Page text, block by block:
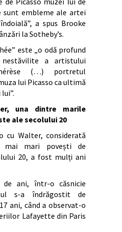
sunt embleme ale artei
a spus Brooke
la Sotheby’s.
este „o odă profund
a artistului
(…) portretul
lui Picasso ca ultimă
una dintre marile
ale secolului 20
cu Walter, considerată
mai mari povești de
20, a fost mulți ani
ani, într-o căsnicie
s-a îndrăgostit de
ani, când a observat-o
Lafayette din Paris